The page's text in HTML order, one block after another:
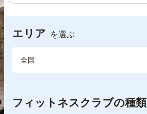
エリア を選ぶ
全国
フィットネスクラブの種類